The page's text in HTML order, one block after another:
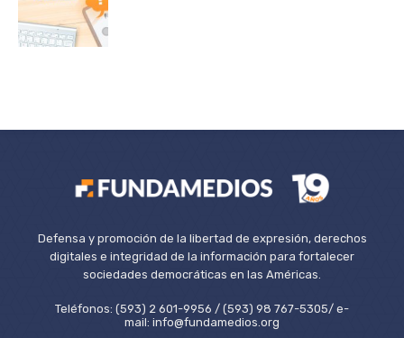
Defensa y promoción de la libertad de expresión, derechos
digitales e integridad de la información para fortalecer
sociedades democráticas en las Américas.
Teléfonos: (593) 2 601-9956 / (593) 98 767-5305/ e-
mail: info@fundamedios.org